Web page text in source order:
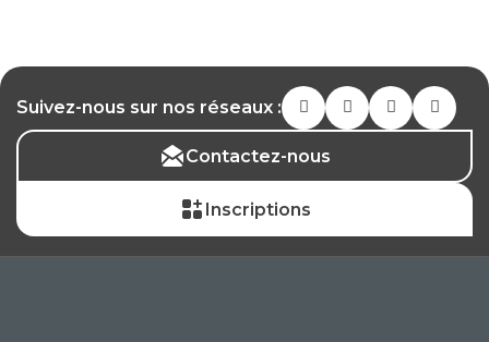
Suivez-nous sur nos réseaux :
Contactez-nous
Inscriptions